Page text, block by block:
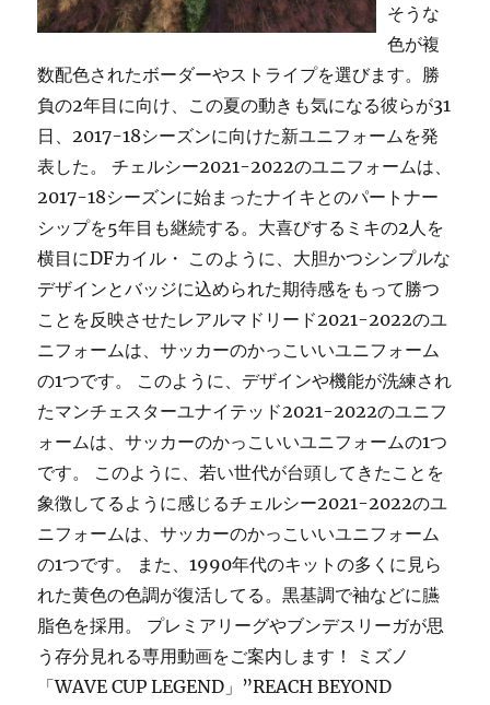
そうな
色が複
数配色されたボーダーやストライプを選びます。勝
負の2年目に向け、この夏の動きも気になる彼らが31
日、2017-18シーズンに向けた新ユニフォームを発
表した。 チェルシー2021-2022のユニフォームは、
2017-18シーズンに始まったナイキとのパートナー
シップを5年目も継続する。大喜びするミキの2人を
横目にDFカイル・ このように、大胆かつシンプルな
デザインとバッジに込められた期待感をもって勝つ
ことを反映させたレアルマドリード2021-2022のユ
ニフォームは、サッカーのかっこいいユニフォーム
の1つです。 このように、デザインや機能が洗練され
たマンチェスターユナイテッド2021-2022のユニフ
ォームは、サッカーのかっこいいユニフォームの1つ
です。 このように、若い世代が台頭してきたことを
象徴してるように感じるチェルシー2021-2022のユ
ニフォームは、サッカーのかっこいいユニフォーム
の1つです。 また、1990年代のキットの多くに見ら
れた黄色の色調が復活してる。黒基調で袖などに臙
脂色を採用。 プレミアリーグやブンデスリーガが思
う存分見れる専用動画をご案内します！ ミズノ
「WAVE CUP LEGEND」”REACH BEYOND